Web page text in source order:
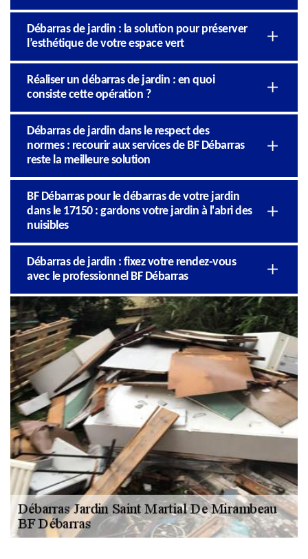
Débarras de jardin : la solution pour préserver
l’esthétique de votre espace vert
Réaliser un débarras de jardin : en quoi
consiste cette opération ?
Débarras de jardin dans le respect des
normes : recourir aux services de BF Débarras
reste la meilleure solution
BF Débarras pour le débarras de votre jardin
dans le 17150 : gardons votre jardin à l'abri des
nuisibles
Débarras de jardin : fixez votre rendez-vous
avec le professionnel BF Débarras